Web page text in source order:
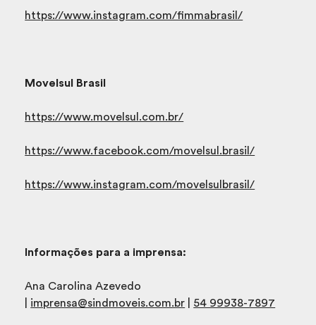
https://www.instagram.com/fimmabrasil/
Movelsul Brasil
https://www.movelsul.com.br/
https://www.facebook.com/movelsul.brasil/
https://www.instagram.com/movelsulbrasil/
Informações para a imprensa:
Ana Carolina Azevedo
imprensa@sindmoveis.com.br 54 99938-7897